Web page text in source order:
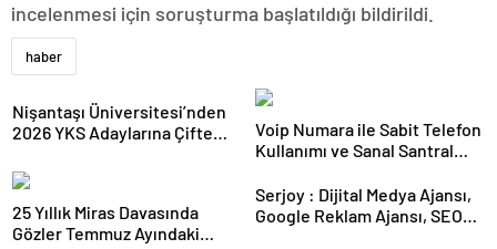
incelenmesi için soruşturma başlatıldığı bildirildi.
haber
Nişantaşı Üniversitesi’nden
2026 YKS Adaylarına Çifte
Kesintisiz Burs
Voip Numara ile Sabit Telefon
Kullanımı ve Sanal Santral
25 Yıllık Miras Davasında
Gözler Temmuz Ayındaki
Serjoy : Dijital Medya Ajansı,
Google Reklam Ajansı, SEO